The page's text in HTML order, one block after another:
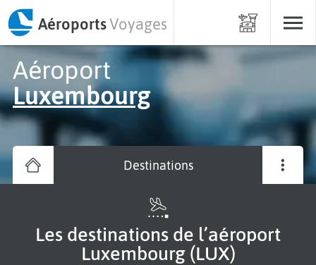
AéroportsVoyages
Aéroport
Luxembourg
Destinations
Les destinations de l’aéroport
Luxembourg (LUX)